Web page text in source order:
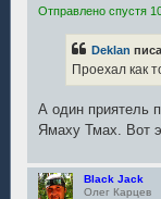
Отправлено спустя
Deklan
Проехал как
А один приятель
Ямаху Тмах. Вот
Black Jack
Олег Карцев